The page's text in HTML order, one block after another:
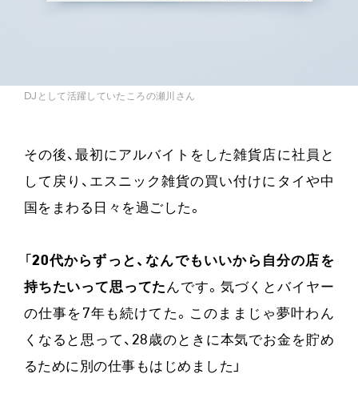
DJとして活躍していたころの瀬川さん
その後、最初にアルバイトをした雑貨店に社員と
して戻り、エスニック雑貨の買い付けにタイや中
国をまわる日々を過ごした。
「20代からずっと、なんでもいいから自分の店を
持ちたいって思ってたんです。気づくとバイヤー
の仕事を7年も続けてた。このままじゃ夢叶わん
くなると思って、28歳のときに本気でお金を貯め
るために別の仕事もはじめました」